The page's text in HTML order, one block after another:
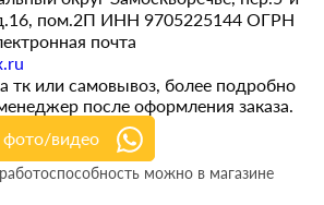
пом.2П ИНН 9705225144 ОГРН
почта
тк или самовывоз, более подробно
после оформления заказа.
фото/видео
можно в магазине